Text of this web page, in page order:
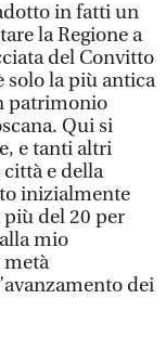
in fatti un
la Regione a
del Convitto
solo la più antica
patrimonio
Qui si
e tanti altri
e della
inizialmente
più del 20 per
mio
metà
dei